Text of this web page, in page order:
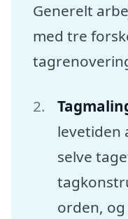
Generelt
med tre
levetiden
selve
orden,